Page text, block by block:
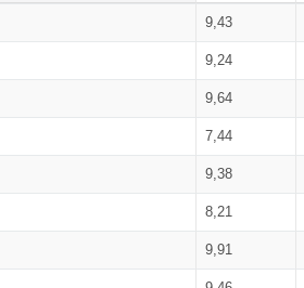
9,43
9,24
9,64
7,44
9,38
8,21
9,91